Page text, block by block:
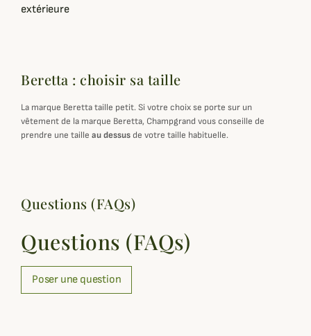
extérieure
Beretta : choisir sa taille
La marque Beretta taille petit. Si votre choix se porte sur un
vêtement de la marque Beretta, Champgrand vous conseille de
prendre une taille au dessusde votre taille habituelle.
Questions (FAQs)
Questions (FAQs)
Poser une question